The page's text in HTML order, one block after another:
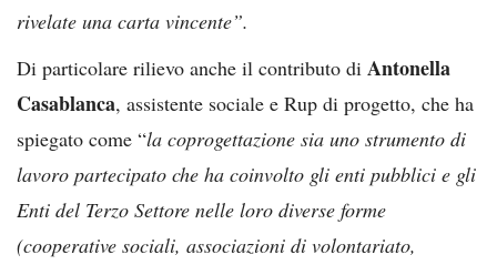
rivelate una carta vincente”.
Di particolare rilievo anche il contributo di Antonella
Casablanca, assistente sociale e Rup di progetto, che ha
spiegato come “la coprogettazione sia uno strumento di
lavoro partecipato che ha coinvolto gli enti pubblici e gli
Enti del Terzo Settore nelle loro diverse forme
(cooperative sociali, associazioni di volontariato,